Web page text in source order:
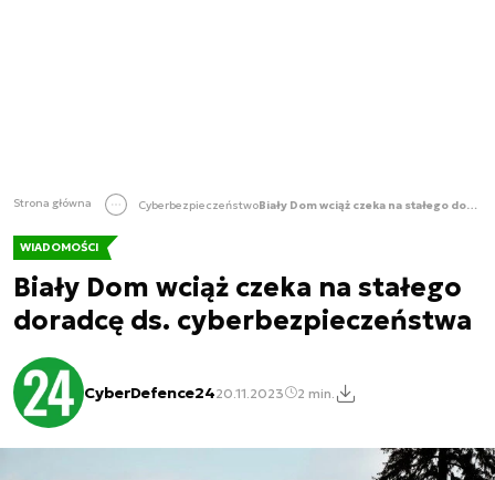
Strona główna Cyberbezpieczeństwo Biały Dom wciąż czeka na stałego doradcę ds. cyberbezpieczeństwa
WIADOMOŚCI
Biały Dom wciąż czeka na stałego
doradcę ds. cyberbezpieczeństwa
CyberDefence2420.11.2023 2 min.